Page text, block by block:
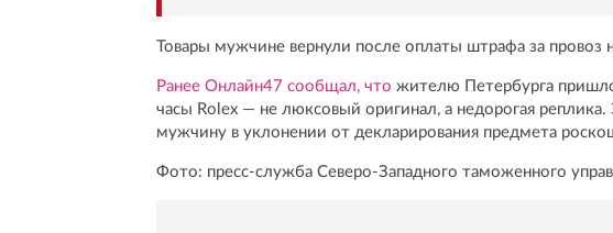
Товары мужчине вернули после оплаты штрафа за провоз
Ранее Онлайн47 сообщал, что жителю Петербурга
часы Rolex — не люксовый оригинал, а недорогая
мужчину в уклонении от декларирования предмета
Фото: пресс-служба Северо-Западного таможенного